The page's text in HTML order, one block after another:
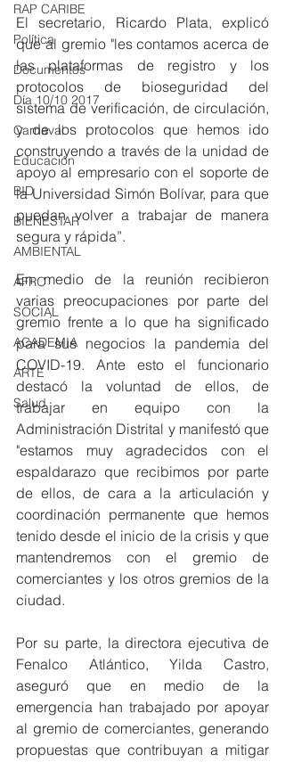
RAP CARIBE
Política
Documentos
Día 10/10 2017
Carnaval
Educación
BID
BIENESTAR
AMBIENTAL
AFRO
SOCIAL
ACADEMIA
ARTE
Salud
El secretario, Ricardo Plata, explicó
que al gremio "les contamos acerca de
las plataformas de registro y los
protocolos de bioseguridad del
sistema de verificación, de circulación,
y de los protocolos que hemos ido
construyendo a través de la unidad de
apoyo al empresario con el soporte de
la Universidad Simón Bolívar, para que
puedan volver a trabajar de manera
segura y rápida”.
En medio de la reunión recibieron
varias preocupaciones por parte del
gremio frente a lo que ha significado
para sus negocios la pandemia del
COVID-19. Ante esto el funcionario
destacó la voluntad de ellos, de
trabajar en equipo con la
Administración Distrital y manifestó que
"estamos muy agradecidos con el
espaldarazo que recibimos por parte
de ellos, de cara a la articulación y
coordinación permanente que hemos
tenido desde el inicio de la crisis y que
mantendremos con el gremio de
comerciantes y los otros gremios de la
ciudad.
Por su parte, la directora ejecutiva de
Fenalco Atlántico, Yilda Castro,
aseguró que en medio de la
emergencia han trabajado por apoyar
al gremio de comerciantes, generando
propuestas que contribuyan a mitigar